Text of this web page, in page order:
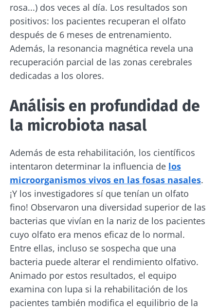
rosa...) dos veces al día. Los resultados son
positivos: los pacientes recuperan el olfato
después de 6 meses de entrenamiento.
Además, la resonancia magnética revela una
recuperación parcial de las zonas cerebrales
dedicadas a los olores.
Análisis en profundidad de
la microbiota nasal
Además de esta rehabilitación, los científicos
intentaron determinar la influencia de los
microorganismos vivos en las fosas nasales.
¡Y los investigadores sí que tenían un olfato
fino! Observaron una diversidad superior de las
bacterias que vivían en la nariz de los pacientes
cuyo olfato era menos eficaz de lo normal.
Entre ellas, incluso se sospecha que una
bacteria puede alterar el rendimiento olfativo.
Animado por estos resultados, el equipo
examina con lupa si la rehabilitación de los
pacientes también modifica el equilibrio de la
Mantenerse informado
Únase a la comunidad de la microbiota y
¡No se vaya tan rápido!
Únase a la comunidad de la microbiota y
reciba una vez al mes "The Essential" que le
permitirá mantenerse informado sobre la
microbiota